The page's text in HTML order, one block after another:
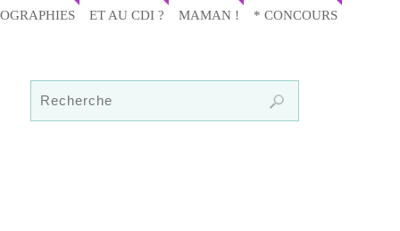
ET AU CDI ? MAMAN ! * CONCOURS